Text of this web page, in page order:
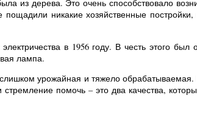
из дерева. Это очень способствовало
никакие хозяйственные
в 1956 году. В честь этого был
лампа.
урожайная и тяжело
помочь – это два качества,